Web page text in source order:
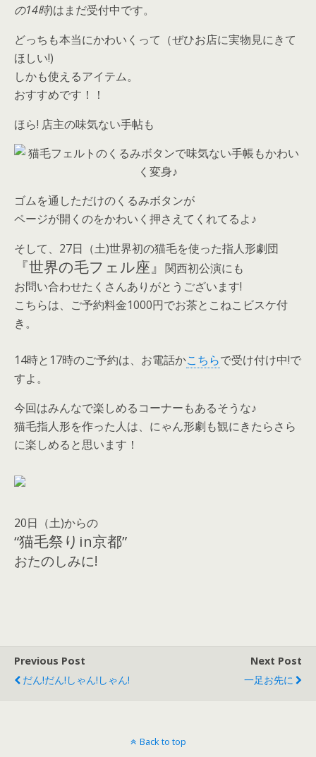
の14時)はまだ受付中です。
どっちも本当にかわいくって（ぜひお店に実物見にきて
ほしい!)
しかも使えるアイテム。
おすすめです！！
ほら! 店主の味気ない手帖も
ゴムを通しただけのくるみボタンが
ページが開くのをかわいく押さえてくれてるよ♪
そして、27日（土)世界初の猫毛を使った指人形劇団
『世界の毛フェル座』 関西初公演にも
お問い合わせたくさんありがとうございます!
こちらは、ご予約料金1000円でお茶とこねこビスケ付
き。
14時と17時のご予約は、お電話かこちらで受け付け中!で
すよ。
今回はみんなで楽しめるコーナーもあるそうな♪
猫毛指人形を作った人は、にゃん形劇も観にきたらさら
に楽しめると思います！
20日（土)からの
“猫毛祭りin京都”
おたのしみに!
Previous Post
だん!だん!しゃん!しゃん!
Next Post
一足お先に
Back to top